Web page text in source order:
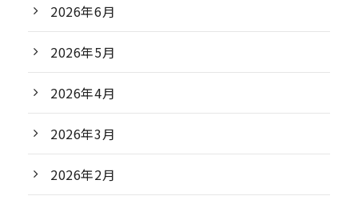
2026年6月
2026年5月
2026年4月
2026年3月
2026年2月